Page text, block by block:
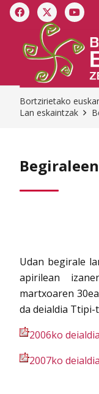
Bortzirietako
Lan eskaintzak
Udan begirale
apirilean
martxoaren
da deialdia
2006ko deialdia
2007ko deialdia